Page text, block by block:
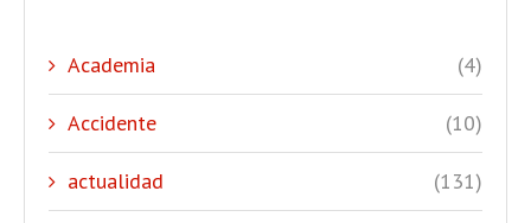
Academia (4)
Accidente (10)
actualidad (131)